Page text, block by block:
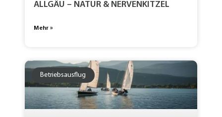
ALLGÄU – NATUR & NERVENKITZEL
Mehr »
Betriebsausflug